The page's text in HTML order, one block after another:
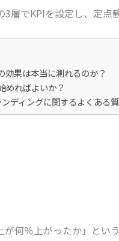
層でKPIを設定し、定点
効果は本当に測れるのか？
めればよいか？
ディングに関するよくある質
何％上がったか」とい